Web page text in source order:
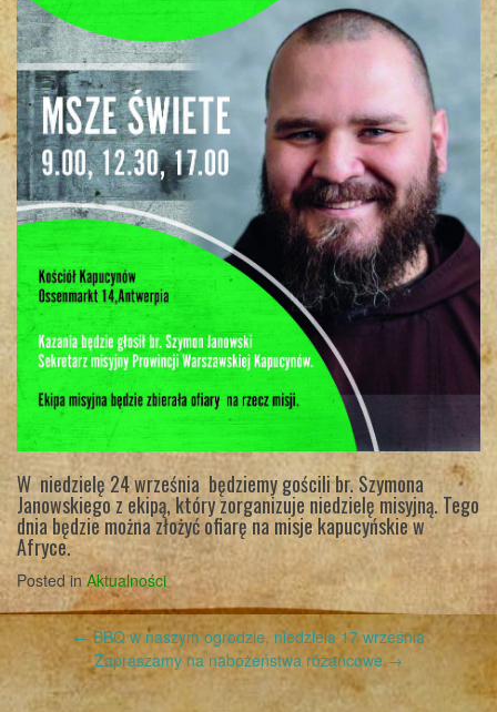
W niedzielę 24 września będziemy gościli br. Szymona
Janowskiego z ekipą, który zorganizuje niedzielę misyjną. Tego
dnia będzie można złożyć ofiarę na misje kapucyńskie w
Afryce.
Posted inAktualności
Post
navigation
←BBQ w naszym ogrodzie, niedziela 17 września
Zapraszamy na nabożeństwa różańcowe →